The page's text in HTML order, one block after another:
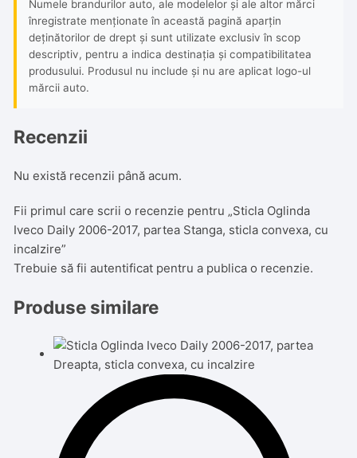
Numele brandurilor auto, ale modelelor și ale altor mărci
înregistrate menționate în această pagină aparțin
deținătorilor de drept și sunt utilizate exclusiv în scop
descriptiv, pentru a indica destinația și compatibilitatea
produsului. Produsul nu include și nu are aplicat logo-ul
mărcii auto.
Recenzii
Nu există recenzii până acum.
Fii primul care scrii o recenzie pentru „Sticla Oglinda
Iveco Daily 2006-2017, partea Stanga, sticla convexa, cu
incalzire”
Trebuie să fiiautentificat pentru a publica o recenzie.
Produse similare